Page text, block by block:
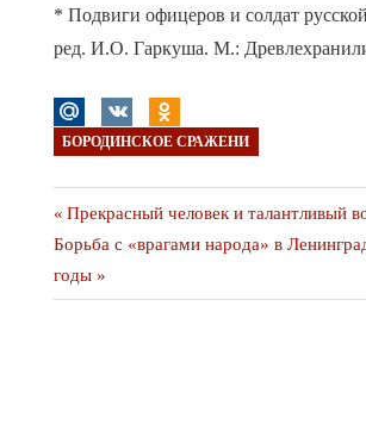
* Подвиги офицеров и солдат
ред. И.О. Гаркуша. М.:
БОРОДИНСКОЕ СРАЖЕНИ
Навигация
по
записям
Предыдущая
публикация
Прекрасный человек и талантливый
Следующая
публикация
Борьба с «врагами народа» в
годы